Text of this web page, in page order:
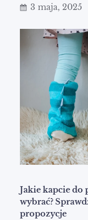
3 maja, 2025
Jakie kapcie do
wybrać?
propozycje